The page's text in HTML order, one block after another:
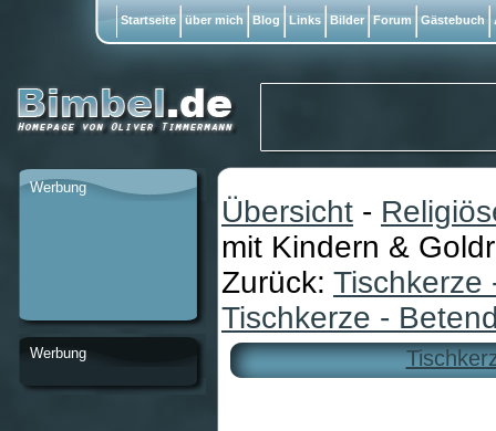
Übersicht -
mit Kindern &
Zurück: Tischkerze
Tischkerze -
Werbung
Werbung
Startseite über mich Blog Links Bilder Forum Gästebuch